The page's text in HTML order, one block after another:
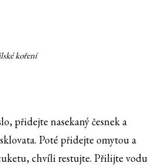
koření
přidejte nasekaný česnek a
Poté přidejte omytou a
chvíli restujte. Přilijte vodu